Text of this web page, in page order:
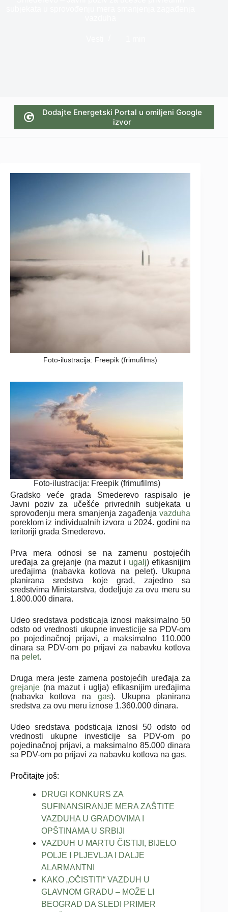
Dodajte Energetski Portal u omiljeni Google
izvor
Foto-ilustracija: Freepik (frimufilms)
Foto-ilustracija: Freepik (frimufilms)
Gradsko veće grada Smederevo raspisalo je
Javni poziv za učešće privrednih subjekata u
sprovođenju mera smanjenja zagađenjavazduha
poreklom iz individualnih izvora u 2024. godini na
teritoriji grada Smederevo.
Prva mera odnosi se na zamenu postojećih
uređaja za grejanje (na mazut i ugalj) efikasnijim
uređajima (nabavka kotlova na pelet). Ukupna
planirana sredstva koje grad, zajedno sa
sredstvima Ministarstva, dodeljuje za ovu meru su
1.800.000 dinara.
Udeo sredstava podsticaja iznosi maksimalno 50
odsto od vrednosti ukupne investicije sa PDV-om
po pojedinačnoj prijavi, a maksimalno 110.000
dinara sa PDV-om po prijavi za nabavku kotlova
na pelet.
Druga mera jeste zamena postojećih uređaja za
grejanje (na mazut i uglja) efikasnijim uređajima
(nabavka kotlova na gas). Ukupna planirana
sredstva za ovu meru iznose 1.360.000 dinara.
Udeo sredstava podsticaja iznosi 50 odsto od
vrednosti ukupne investicije sa PDV-om po
pojedinačnoj prijavi, a maksimalno 85.000 dinara
sa PDV-om po prijavi za nabavku kotlova na gas.
Pročitajte još:
DRUGI KONKURS ZA
SUFINANSIRANJE MERA ZAŠTITE
VAZDUHA U GRADOVIMA I
OPŠTINAMA U SRBIJI
VAZDUH U MARTU ČISTIJI, BIJELO
POLJE I PLJEVLJA I DALJE
ALARMANTNI
KAKO „OČISTITI“ VAZDUH U
GLAVNOM GRADU – MOŽE LI
BEOGRAD DA SLEDI PRIMER